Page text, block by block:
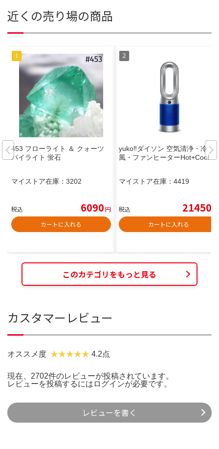
近くの売り場の商品
453 フローライト ＆ クォーツ
パイライト 蛍石
マイストア在庫： 3202
税込 6090円
カートに入れる
yuko‼️ダイソン 空気清浄・冷
風・ファンヒーターHot+Cool！
マイストア在庫： 4419
税込 21450
カートに入れる
このカテゴリをもっと見る
カスタマーレビュー
オススメ度 4.2点
現在、2702件のレビューが投稿されています。
レビューを投稿するには ログインが必要です。
レビューを書く